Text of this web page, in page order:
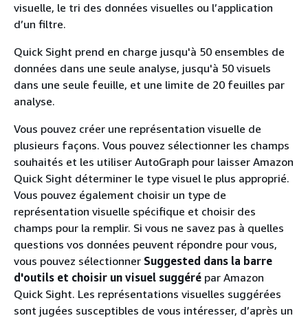
visuelle, le tri des données visuelles ou l’application
d’un filtre.
Quick Sight prend en charge jusqu'à 50 ensembles de
données dans une seule analyse, jusqu'à 50 visuels
dans une seule feuille, et une limite de 20 feuilles par
analyse.
Vous pouvez créer une représentation visuelle de
plusieurs façons. Vous pouvez sélectionner les champs
souhaités et les utiliser AutoGraph pour laisser Amazon
Quick Sight déterminer le type visuel le plus approprié.
Vous pouvez également choisir un type de
représentation visuelle spécifique et choisir des
champs pour la remplir. Si vous ne savez pas à quelles
questions vos données peuvent répondre pour vous,
vous pouvez sélectionner Suggested dans la barre
d'outils et choisir un visuel suggéré par Amazon
Quick Sight. Les représentations visuelles suggérées
sont jugées susceptibles de vous intéresser, d’après un